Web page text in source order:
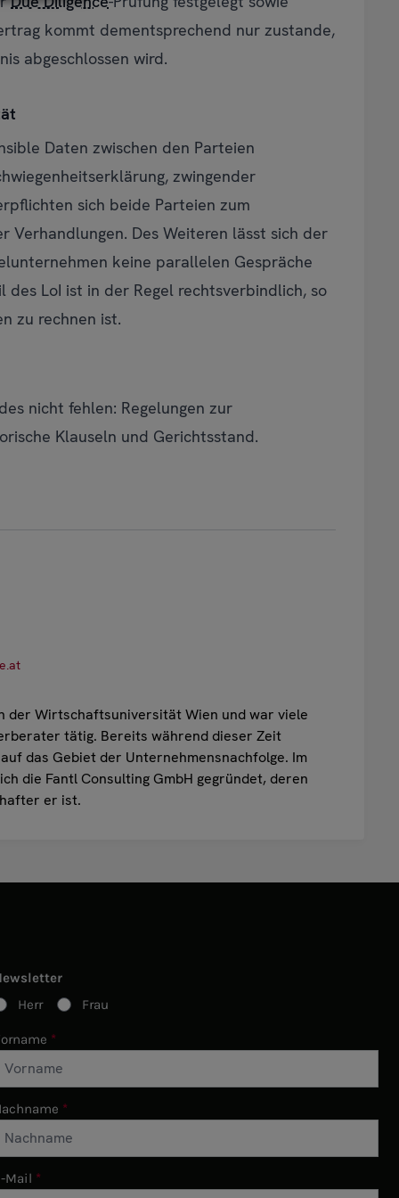
kommt dementsprechend nur zustande,
abgeschlossen wird.
Daten zwischen den Parteien
zwingender
sich beide Parteien zum
Verhandlungen. Des Weiteren lässt sich der
keine parallelen Gespräche
LoI ist in der Regel rechtsverbindlich, so
zu rechnen ist.
nicht fehlen: Regelungen zur
Klauseln und Gerichtsstand.
der Wirtschaftsuniversität Wien und war viele
tätig. Bereits während dieser Zeit
das Gebiet der Unternehmensnachfolge. Im
die Fantl Consulting GmbH gegründet, deren
er ist.
Herr
Frau
Mail